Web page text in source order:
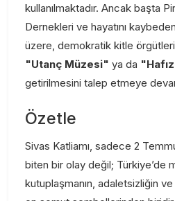
kullanılmaktadır. Ancak başta
Dernekleri ve hayatını
üzere, demokratik kitle
"Utanç Müzesi" ya da
getirilmesini talep etmeye
Özetle
Sivas Katliamı, sadece 2
biten bir olay değil; Türkiye’de
kutuplaşmanın, adaletsizliğin ve